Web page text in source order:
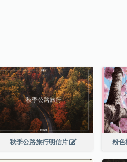
秋季公路旅行明信片 粉色